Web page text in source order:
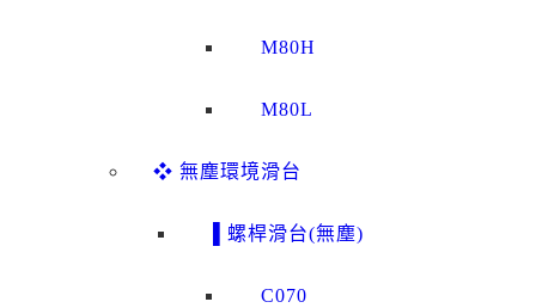
M80H
M80L
❖ 無塵環境滑台
▌螺桿滑台(無塵)
C070